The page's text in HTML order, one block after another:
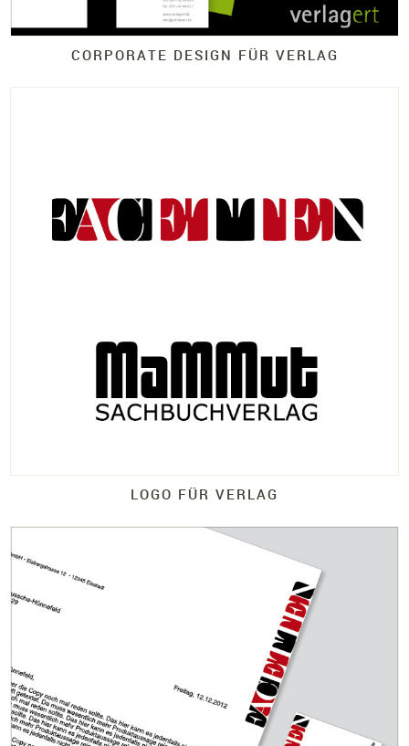
CORPORATE DESIGN FÜR VERLAG
LOGO FÜR VERLAG